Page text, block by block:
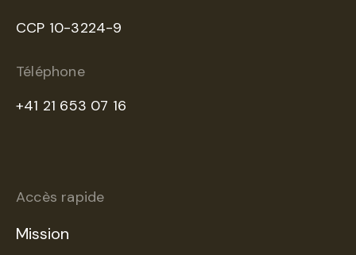
CCP 10-3224-9
Téléphone
+41 21 653 07 16
Accès rapide
Mission